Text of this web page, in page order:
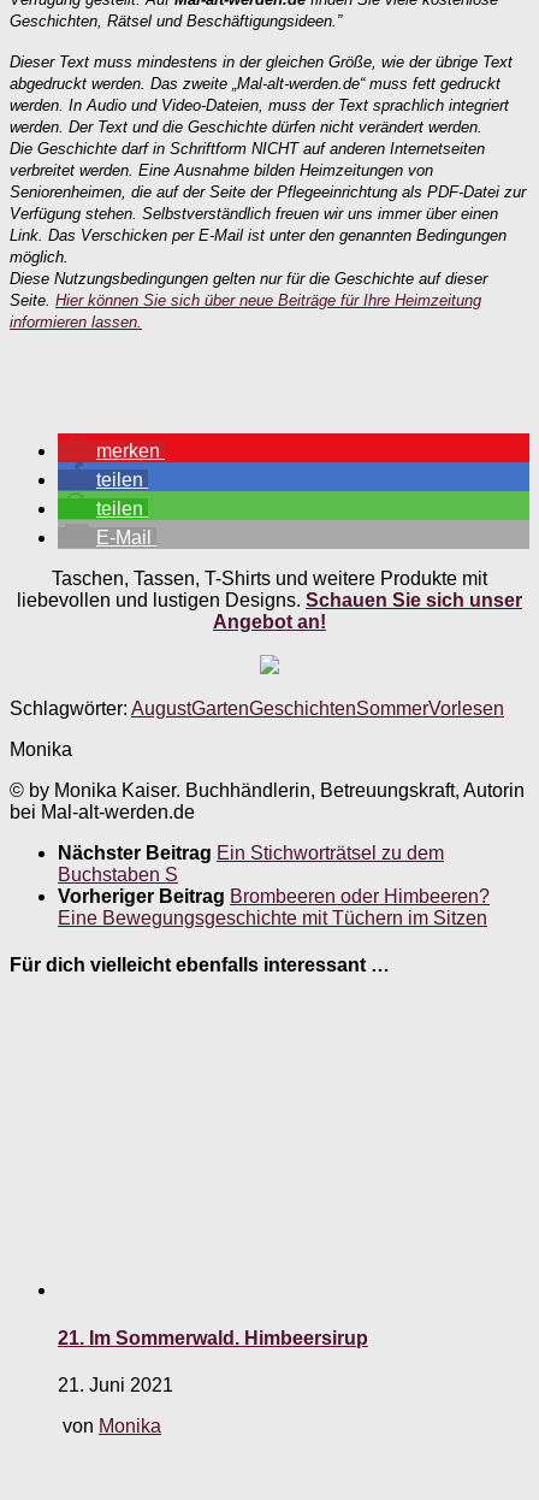
Geschichten, Rätsel und Beschäftigungsideen.”
Dieser Text muss mindestens in der gleichen Größe, wie der übrige Text
abgedruckt werden. Das zweite „Mal-alt-werden.de“ muss fett gedruckt
werden. In Audio und Video-Dateien, muss der Text sprachlich integriert
werden. Der Text und die Geschichte dürfen nicht verändert werden.
Die Geschichte darf in Schriftform NICHT auf anderen Internetseiten
verbreitet werden. Eine Ausnahme bilden Heimzeitungen von
Seniorenheimen, die auf der Seite der Pflegeeinrichtung als PDF-Datei zur
Verfügung stehen. Selbstverständlich freuen wir uns immer über einen
Link. Das Verschicken per E-Mail ist unter den genannten Bedingungen
möglich.
Diese Nutzungsbedingungen gelten nur für die Geschichte auf dieser
Seite. Hier können Sie sich über neue Beiträge für Ihre Heimzeitung
informieren lassen.
merken
teilen
teilen
E-Mail
Taschen, Tassen, T-Shirts und weitere Produkte mit
liebevollen und lustigen Designs. Schauen Sie sich unser
Angebot an!
Schlagwörter: AugustGartenGeschichtenSommerVorlesen
Monika
© by Monika Kaiser. Buchhändlerin, Betreuungskraft, Autorin
bei Mal-alt-werden.de
Nächster Beitrag Ein Stichworträtsel zu dem
Buchstaben S
Vorheriger Beitrag Brombeeren oder Himbeeren?
Eine Bewegungsgeschichte mit Tüchern im Sitzen
Für dich vielleicht ebenfalls interessant …
21. Im Sommerwald. Himbeersirup
21. Juni 2021
von Monika